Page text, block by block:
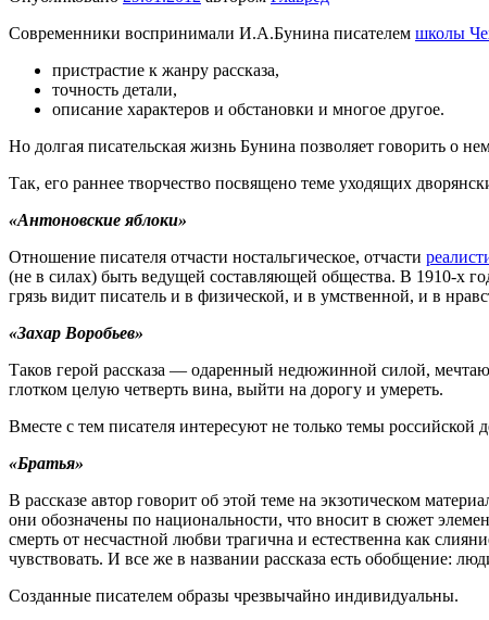
Современники воспринимали И.А.Бунина писателем школы
пристрастие к жанру рассказа,
точность детали,
описание характеров и обстановки и многое другое.
Но долгая писательская жизнь Бунина позволяет говорить о
Так, его раннее творчество посвящено теме уходящих
«Антоновские яблоки»
Отношение писателя отчасти ностальгическое, отчасти
(не в силах) быть ведущей составляющей общества. В 1910-х
грязь видит писатель и в физической, и в умственной, и в
«Захар Воробьев»
Таков герой рассказа — одаренный недюжинной силой,
глотком целую четверть вина, выйти на дорогу и умереть.
Вместе с тем писателя интересуют не только темы
«Братья»
В рассказе автор говорит об этой теме на экзотическом
они обозначены по национальности, что вносит в сюжет
смерть от несчастной любви трагична и естественна как
чувствовать. И все же в названии рассказа есть обобщение:
Созданные писателем образы чрезвычайно индивидуальны.